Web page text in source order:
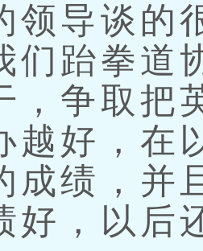
领导谈的
们跆拳道
，争取把
越好，在
成绩，并
好，以后